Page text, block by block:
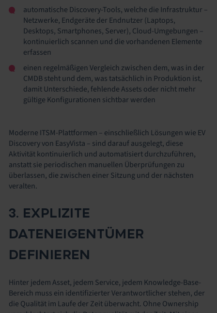
automatische Discovery-Tools, welche die Infrastruktur –
Netzwerke, Endgeräte der Endnutzer (Laptops,
Desktops, Smartphones, Server), Cloud-Umgebungen –
kontinuierlich scannen und die vorhandenen Elemente
erfassen
einen regelmäßigen Vergleich zwischen dem, was in der
CMDB steht und dem, was tatsächlich in Produktion ist,
damit Unterschiede, fehlende Assets oder nicht mehr
gültige Konfigurationen sichtbar werden
Moderne ITSM-Plattformen – einschließlich Lösungen wie EV
Discovery von EasyVista – sind darauf ausgelegt, diese
Aktivität kontinuierlich und automatisiert durchzuführen,
anstatt sie periodischen manuellen Überprüfungen zu
überlassen, die zwischen einer Sitzung und der nächsten
veralten.
3. EXPLIZITE
DATENEIGENTÜMER
DEFINIEREN
Hinter jedem Asset, jedem Service, jedem Knowledge-Base-
Bereich muss ein identifizierter Verantwortlicher stehen, der
die Qualität im Laufe der Zeit überwacht. Ohne Ownership